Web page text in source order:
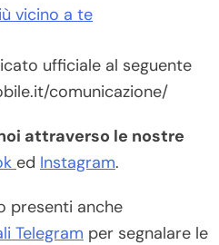
vicino a te
ufficiale al seguente
comunicazione/
attraverso le nostre
ed Instagram.
presenti anche
Telegram per segnalare le